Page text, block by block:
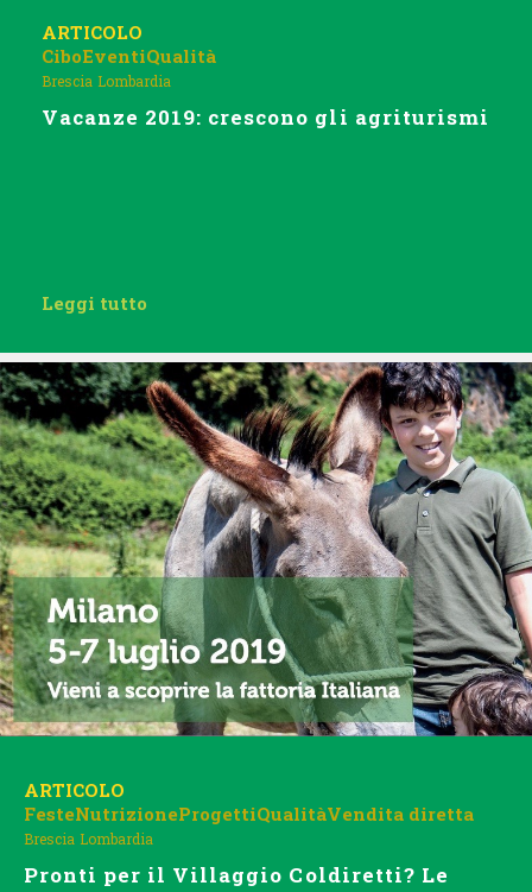
ARTICOLO
CiboEventiQualità
Brescia Lombardia
Vacanze 2019: crescono gli agriturismi
Leggi tutto
ARTICOLO
FesteNutrizioneProgettiQualitàVendita diretta
Brescia Lombardia
Pronti per il Villaggio Coldiretti? Le